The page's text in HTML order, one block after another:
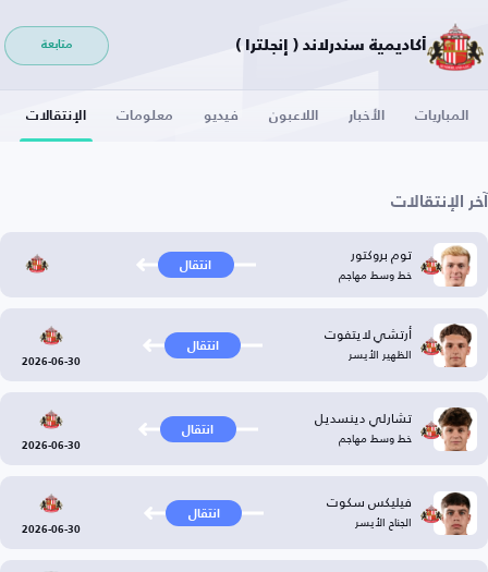
أكاديمية سندرلاند ( إنجلترا ) متابعة
المباريات الأخبار اللاعبون فيديو معلومات الإنتقالات
آخر الإنتقالات
توم بروكتور
خط وسط مهاجم انتقال
أرتشي لايتفوت
الظهير الأيسر انتقال
2026-06-30
تشارلي دينسديل
خط وسط مهاجم انتقال
2026-06-30
فيليكس سكوت
الجناح الأيسر انتقال
2026-06-30